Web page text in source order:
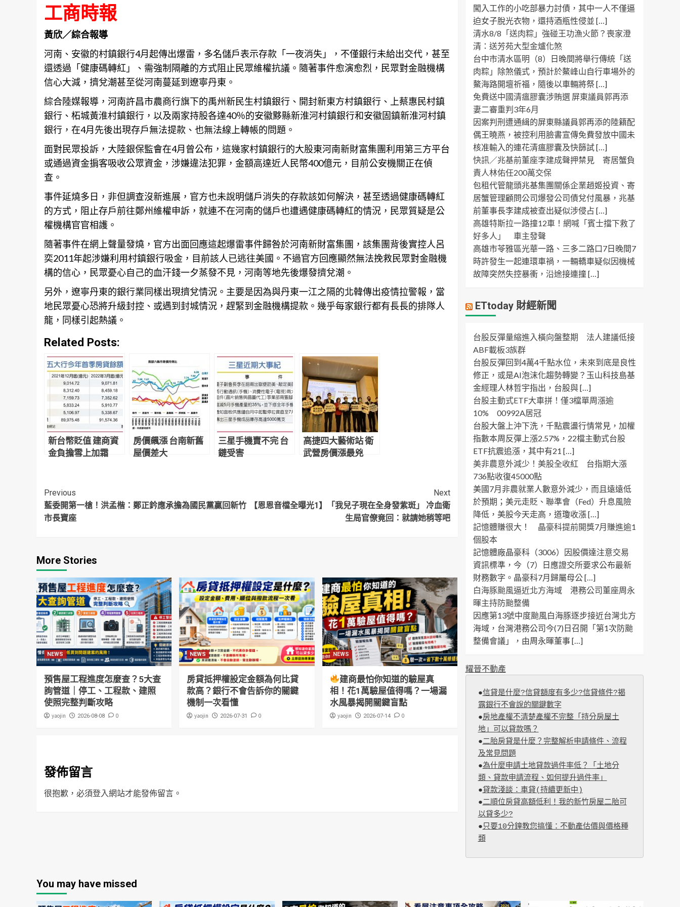
工商時報
黃欣／綜合報導
河南、安徽的村鎮銀行4月起傳出爆雷，多名儲戶表示存款「一夜消失」，不僅銀行未給出交代，甚至
還透過「健康碼轉紅」、需強制隔離的方式阻止民眾維權抗議。隨著事件愈演愈烈，民眾對金融機構
信心大減，擠兌潮甚至從河南蔓延到遼寧丹東。
綜合陸媒報導，河南許昌市農商行旗下的禹州新民生村鎮銀行、開封新東方村鎮銀行、上蔡惠民村鎮
銀行、柘城黃淮村鎮銀行，以及兩家持股各達40％的安徽黟縣新淮河村鎮銀行和安徽固鎮新淮河村鎮
銀行，在4月先後出現存戶無法提款、也無法線上轉帳的問題。
面對民眾投訴，大陸銀保監會在4月曾公布，這幾家村鎮銀行的大股東河南新財富集團利用第三方平台
或通過資金掮客吸收公眾資金，涉嫌違法犯罪，金額高達近人民幣400億元，目前公安機關正在偵
查。
事件延燒多日，非但調查沒新進展，官方也未說明儲戶消失的存款該如何解決，甚至透過健康碼轉紅
的方式，阻止存戶前往鄭州維權申訴，就連不在河南的儲戶也遭遇健康碼轉紅的情況，民眾質疑是公
權機構官官相護。
隨著事件在網上聲量發燒，官方出面回應這起爆雷事件歸咎於河南新財富集團，該集團背後實控人呂
奕2011年起涉嫌利用村鎮銀行吸金，目前該人已逃往美國。不過官方回應顯然無法挽救民眾對金融機
構的信心，民眾憂心自己的血汗錢一夕蒸發不見，河南等地先後爆發擠兌潮。
另外，遼寧丹東的銀行業同樣出現擠兌情況。主要是因為與丹東一江之隔的北韓傳出疫情拉警報，當
地民眾憂心恐將升級封控、或遇到封城情況，趕緊到金融機構提款。幾乎每家銀行都有長長的排隊人
龍，同樣引起熱議。
Related Posts:
新台幣貶值 建商資
金負擔雪上加霜
房價飆漲 台南新舊
屋價差大
三星手機賣不完 台
鏈受害
高捷四大藝術站 衛
武營房價漲最兇
Continue
Reading
Previous
藍委開第一槍！洪孟楷：鄭正鈐應承擔為國民黨贏回新竹
市長寶座
Next
【恩恩音檔全曝光1】「我兒子現在全身發紫斑」 冷血衛
生局官僚竟回：就請她稍等吧
More Stories
NEWS
預售屋工程進度怎麼查？5大查
詢管道｜停工、工程款、建照
使照完整判斷攻略
yaojin 2026-08-08 0
NEWS
房貸抵押權設定金額為何比貸
款高？銀行不會告訴你的關鍵
機制一次看懂
yaojin 2026-07-31 0
NEWS
建商最怕你知道的驗屋真
相！花1萬驗屋值得嗎？一場漏
水風暴揭開關鍵盲點
yaojin 2026-07-14 0
發佈留言
很抱歉，必須登入 網站才能發佈留言。
闖入工作的小吃部暴力討債，其中一人不僅逼
迫女子脫光衣物，還持酒瓶性侵並 […]
清水8/8「送肉粽」強碰王功漁火節？喪家澄
清：送芳苑大型金爐化煞
台中市清水區明（8）日晚間將舉行傳統「送
肉粽」除煞儀式，預計於鰲峰山自行車場外的
鰲海路開壇祈福，隨後以車輛將祭 […]
免費送中國清瘟膠囊涉賄選 屏東議員郭再添
妻二審重判3年6月
因案判刑遭通緝的屏東縣議員郭再添的陸籍配
偶王曉燕，被控利用臉書宣傳免費發放中國未
核准輸入的連花清瘟膠囊及快篩試 […]
快訊／兆基前董座李建成聲押禁見 寄居蟹負
責人林佑任200萬交保
包租代管龍頭兆基集團關係企業趙姬投資、寄
居蟹管理顧問公司爆發公司債兌付風暴，兆基
前董事長李建成被查出疑似涉侵占 […]
高雄特斯拉一路撞12車！網喊「賓士擋下救了
好多人」 車主發聲
高雄市苓雅區光華一路、三多二路口7日晚間7
時許發生一起連環車禍，一輛轎車疑似因機械
故障突然失控暴衝，沿途接連撞 […]
ETtoday 財經新聞
台股反彈量縮進入橫向盤整期 法人建議低接
ABF載板3族群
台股反彈回到4萬4千點水位，未來到底是良性
修正，或是AI泡沫化趨勢轉變？玉山科技島基
金經理人林哲宇指出，台股與 […]
台股主動式ETF大車拼！僅3檔單周漲逾
10% 00992A居冠
台股大盤上沖下洗，千點震盪行情常見，加權
指數本周反彈上漲2.57%，22檔主動式台股
ETF抗震追漲，其中有21 […]
美非農意外減少！美股全收紅 台指期大漲
736點收復45000點
美國7月非農就業人數意外減少，而且遠遠低
於預期；美元走貶、聯準會（Fed）升息風險
降低，美股今天走高，道瓊收漲 […]
記憶體賺很大！ 晶豪科提前開獎7月賺進逾1
個股本
記憶體廠晶豪科（3006）因股價達注意交易
資訊標準，今（7）日應證交所要求公布最新
財務數字。晶豪科7月歸屬母公 […]
白海豚颱風逼近北方海域 港務公司董座周永
暉主持防颱整備
因應第13號中度颱風白海豚逐步接近台灣北方
海域，台灣港務公司今(7)日召開「第1次防颱
整備會議」，由周永暉董事 […]
耀晉不動產
●信貸是什麼?信貸額度有多少?信貸條件?揭
露銀行不會說的關鍵數字
●房地產權不清楚產權不完整「持分房屋土
地」可以貸款嗎？
●二胎房貸是什麼？完整解析申請條件、流程
及常見問題
●為什麼申請土地貸款過件率低？「土地分
類、貸款申請流程、如何提升過件率」
●貸款淺談：車貸(持續更新中)
●二順位房貸高額低利！我的新竹房屋二胎可
以貸多少?
●只要10分鐘教您搞懂：不動產估價與價格種
類
You may have missed